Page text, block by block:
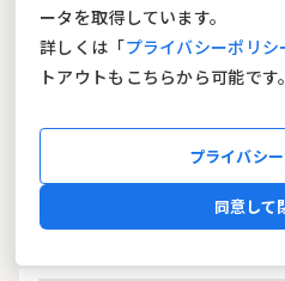
2025.12.24
AI記事作
すめ6選
DX戦略
ポイン
ータを取得しています。
詳しくは「プライバシーポリシ
トアウトもこちらから可能です。
プライバシ
同意して